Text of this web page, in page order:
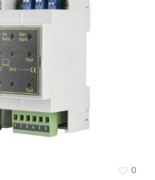
0